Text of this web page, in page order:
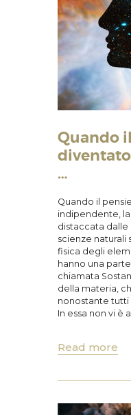
Quando
…
Quando il
indipendente,
distaccata dalle
scienze naturali
fisica degli
hanno una
chiamata
della materia,
nonostante
In essa non vi è
Read more